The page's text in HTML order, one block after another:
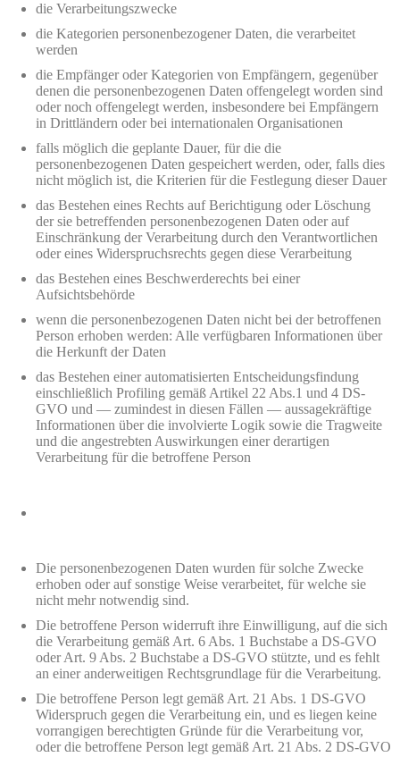
die Verarbeitungszwecke
die Kategorien personenbezogener Daten, die verarbeitet
werden
die Empfänger oder Kategorien von Empfängern, gegenüber
denen die personenbezogenen Daten offengelegt worden sind
oder noch offengelegt werden, insbesondere bei Empfängern
in Drittländern oder bei internationalen Organisationen
falls möglich die geplante Dauer, für die die
personenbezogenen Daten gespeichert werden, oder, falls dies
nicht möglich ist, die Kriterien für die Festlegung dieser Dauer
das Bestehen eines Rechts auf Berichtigung oder Löschung
der sie betreffenden personenbezogenen Daten oder auf
Einschränkung der Verarbeitung durch den Verantwortlichen
oder eines Widerspruchsrechts gegen diese Verarbeitung
das Bestehen eines Beschwerderechts bei einer
Aufsichtsbehörde
wenn die personenbezogenen Daten nicht bei der betroffenen
Person erhoben werden: Alle verfügbaren Informationen über
die Herkunft der Daten
das Bestehen einer automatisierten Entscheidungsfindung
einschließlich Profiling gemäß Artikel 22 Abs.1 und 4 DS-
GVO und — zumindest in diesen Fällen — aussagekräftige
Informationen über die involvierte Logik sowie die Tragweite
und die angestrebten Auswirkungen einer derartigen
Verarbeitung für die betroffene Person
Die personenbezogenen Daten wurden für solche Zwecke
erhoben oder auf sonstige Weise verarbeitet, für welche sie
nicht mehr notwendig sind.
Die betroffene Person widerruft ihre Einwilligung, auf die sich
die Verarbeitung gemäß Art. 6 Abs. 1 Buchstabe a DS-GVO
oder Art. 9 Abs. 2 Buchstabe a DS-GVO stützte, und es fehlt
an einer anderweitigen Rechtsgrundlage für die Verarbeitung.
Die betroffene Person legt gemäß Art. 21 Abs. 1 DS-GVO
Widerspruch gegen die Verarbeitung ein, und es liegen keine
vorrangigen berechtigten Gründe für die Verarbeitung vor,
oder die betroffene Person legt gemäß Art. 21 Abs. 2 DS-GVO